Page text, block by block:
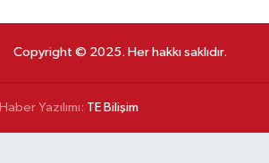
Copyright © 2025. Her hakkı saklıdır.
Haber Yazılımı: TE Bilişim